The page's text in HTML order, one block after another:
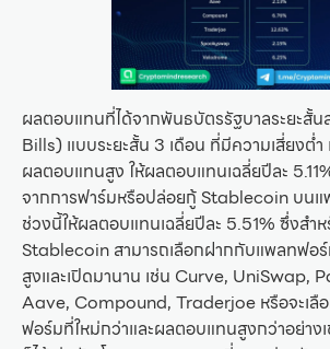
ผลตอบแทนที่ได้จากพันธบัตรรัฐบาลระยะสั้
Bills) แบบระยะสั้น 3 เดือน ที่มีความเสี่ยงต่
ผลตอบแทนสูง ให้ผลตอบแทนเฉลี่ยปีละ
จากการฟาร์มหรือปล่อยกู้ Stablecoin บน
ช่วงนี้ให้ผลตอบแทนเฉลี่ยปีละ 5.51% ซึ่งสำ
Stablecoin สามารถเลือกฝากกับแพลทฟอ
สูงและเปิดมานาน เช่น Curve, UniSwap,
Aave, Compound, Traderjoe หรือจะเลื
ฟอร์มที่ใหม่กว่าและผลตอบแทนสูงกว่าอย่า